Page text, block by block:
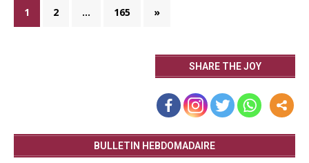
1 2 … 165 »
SHARE THE JOY
BULLETIN HEBDOMADAIRE